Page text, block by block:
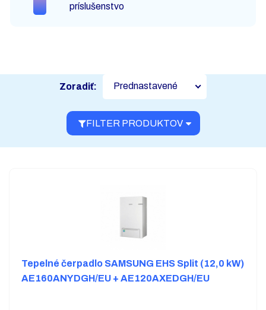
príslušenstvo
FILTER PRODUKTOV
Zoradiť: Prednastavené
Tepelné čerpadlo SAMSUNG EHS Split (12,0 kW)
AE160ANYDGH/EU + AE120AXEDGH/EU